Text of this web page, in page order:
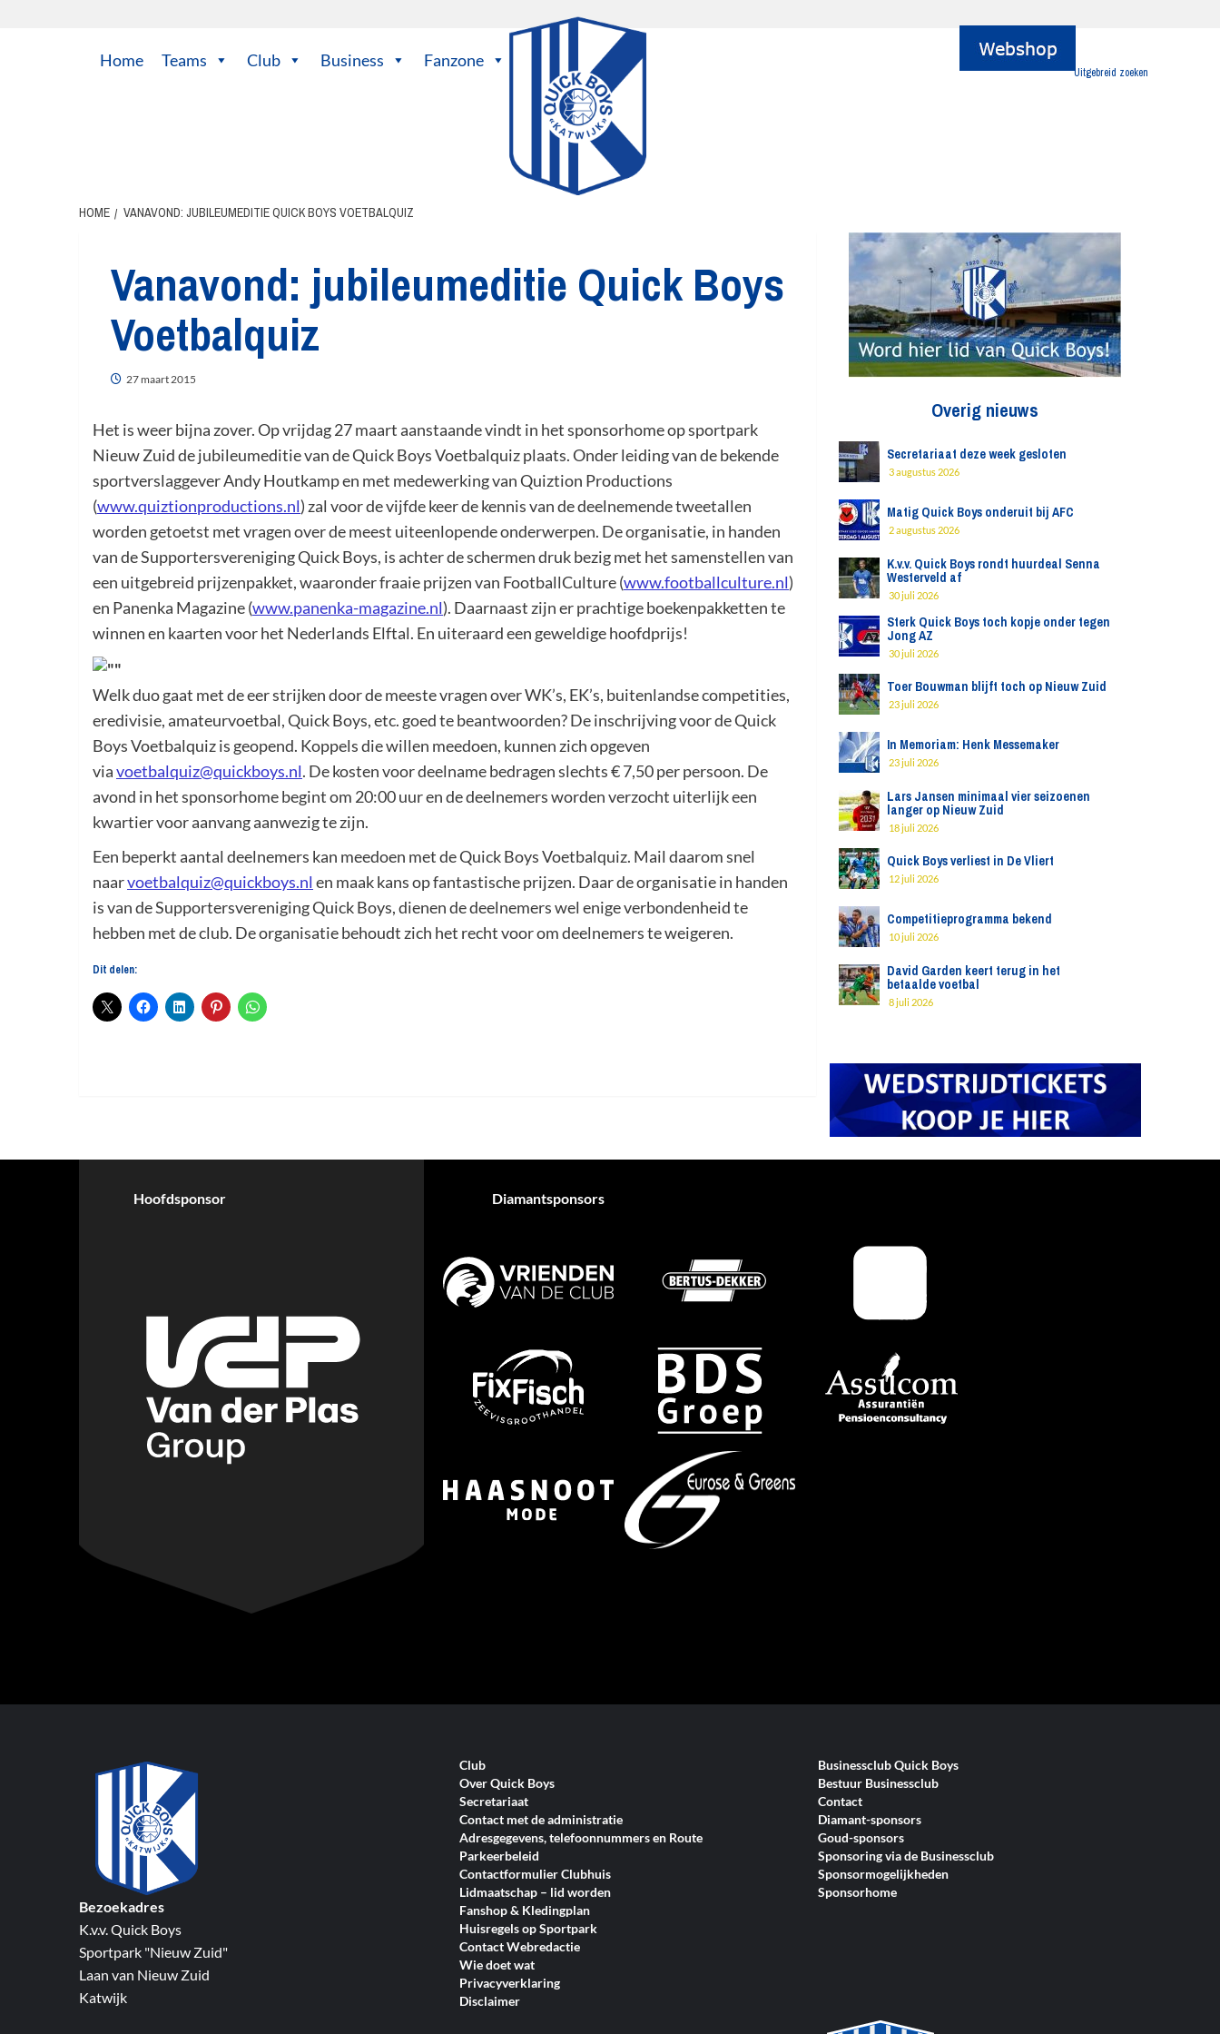
Home Teams Club Business Fanzone
Uitgebreid zoeken
HOME VANAVOND: JUBILEUMEDITIE QUICK BOYS VOETBALQUIZ
Vanavond: jubileumeditie Quick Boys
Voetbalquiz
27 maart 2015
Het is weer bijna zover. Op vrijdag 27 maart aanstaande vindt in het sponsorhome op sportpark
Nieuw Zuid de jubileumeditie van de Quick Boys Voetbalquiz plaats. Onder leiding van de bekende
sportverslaggever Andy Houtkamp en met medewerking van Quiztion Productions
(www.quiztionproductions.nl) zal voor de vijfde keer de kennis van de deelnemende tweetallen
worden getoetst met vragen over de meest uiteenlopende onderwerpen. De organisatie, in handen
van de Supportersvereniging Quick Boys, is achter de schermen druk bezig met het samenstellen van
een uitgebreid prijzenpakket, waaronder fraaie prijzen van FootballCulture (www.footballculture.nl)
en Panenka Magazine (www.panenka-magazine.nl). Daarnaast zijn er prachtige boekenpakketten te
winnen en kaarten voor het Nederlands Elftal. En uiteraard een geweldige hoofdprijs!
Welk duo gaat met de eer strijken door de meeste vragen over WK’s, EK’s, buitenlandse competities,
eredivisie, amateurvoetbal, Quick Boys, etc. goed te beantwoorden? De inschrijving voor de Quick
Boys Voetbalquiz is geopend. Koppels die willen meedoen, kunnen zich opgeven
viavoetbalquiz@quickboys.nl. De kosten voor deelname bedragen slechts € 7,50 per persoon. De
avond in het sponsorhome begint om 20:00 uur en de deelnemers worden verzocht uiterlijk een
kwartier voor aanvang aanwezig te zijn.
Een beperkt aantal deelnemers kan meedoen met de Quick Boys Voetbalquiz. Mail daarom snel
naarvoetbalquiz@quickboys.nl en maak kans op fantastische prijzen. Daar de organisatie in handen
is van de Supportersvereniging Quick Boys, dienen de deelnemers wel enige verbondenheid te
hebben met de club. De organisatie behoudt zich het recht voor om deelnemers te weigeren.
Dit delen:
Overig nieuws
Secretariaat deze week gesloten
3 augustus 2026
Matig Quick Boys onderuit bij AFC
2 augustus 2026
K.v.v. Quick Boys rondt huurdeal Senna
Westerveld af
30 juli 2026
Sterk Quick Boys toch kopje onder tegen
Jong AZ
30 juli 2026
Toer Bouwman blijft toch op Nieuw Zuid
23 juli 2026
In Memoriam: Henk Messemaker
23 juli 2026
Lars Jansen minimaal vier seizoenen
langer op Nieuw Zuid
18 juli 2026
Quick Boys verliest in De Vliert
12 juli 2026
Competitieprogramma bekend
10 juli 2026
David Garden keert terug in het
betaalde voetbal
8 juli 2026
Hoofdsponsor Diamantsponsors
Bezoekadres
K.v.v. Quick Boys
Sportpark "Nieuw Zuid"
Laan van Nieuw Zuid
Katwijk
Club
Over Quick Boys
Secretariaat
Contact met de administratie
Adresgegevens, telefoonnummers en Route
Parkeerbeleid
Contactformulier Clubhuis
Lidmaatschap – lid worden
Fanshop & Kledingplan
Huisregels op Sportpark
Contact Webredactie
Wie doet wat
Privacyverklaring
Disclaimer
Businessclub Quick Boys
Bestuur Businessclub
Contact
Diamant-sponsors
Goud-sponsors
Sponsoring via de Businessclub
Sponsormogelijkheden
Sponsorhome